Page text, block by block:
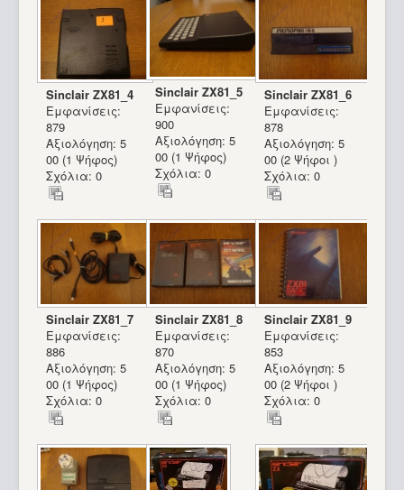
Sinclair ZX81_4
Εμφανίσεις:
879
Αξιολόγηση: 5
00 (1 Ψήφος)
Σχόλια: 0
Sinclair ZX81_5
Εμφανίσεις:
900
Αξιολόγηση: 5
00 (1 Ψήφος)
Σχόλια: 0
Sinclair ZX81_6
Εμφανίσεις:
878
Αξιολόγηση: 5
00 (2 Ψήφοι )
Σχόλια: 0
Sinclair ZX81_7
Εμφανίσεις:
886
Αξιολόγηση: 5
00 (1 Ψήφος)
Σχόλια: 0
Sinclair ZX81_8
Εμφανίσεις:
870
Αξιολόγηση: 5
00 (1 Ψήφος)
Σχόλια: 0
Sinclair ZX81_9
Εμφανίσεις:
853
Αξιολόγηση: 5
00 (2 Ψήφοι )
Σχόλια: 0